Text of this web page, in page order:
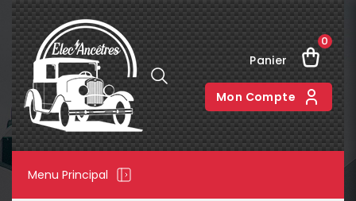
Panier
0
Mon Compte
Menu Principal